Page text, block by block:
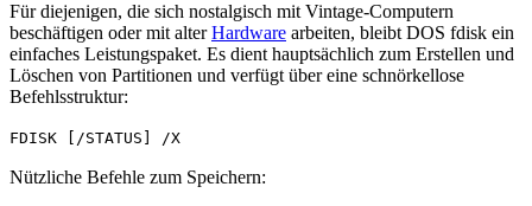
Für diejenigen, die sich nostalgisch mit Vintage-Computern
beschäftigen oder mit alterHardware arbeiten, bleibt DOS fdisk ein
einfaches Leistungspaket. Es dient hauptsächlich zum Erstellen und
Löschen von Partitionen und verfügt über eine schnörkellose
Befehlsstruktur:
FDISK [/STATUS] /X
Nützliche Befehle zum Speichern: